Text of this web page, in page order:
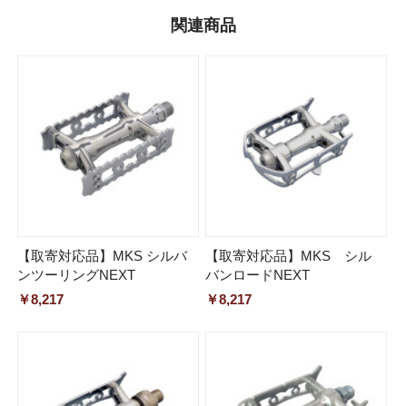
関連商品
【取寄対応品】MKS シルバ
ンツーリングNEXT
￥8,217
【取寄対応品】MKS シル
バンロードNEXT
￥8,217